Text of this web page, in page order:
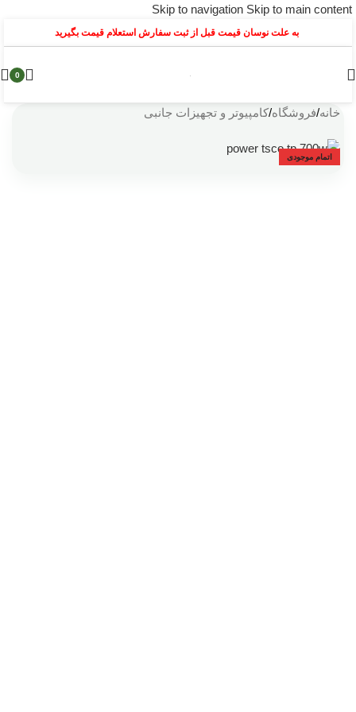
Skip to navigation Skip to main content
به علت نوسان قیمت قبل از ثبت سفارش استعلام قیمت بگیرید
0
خانه/فروشگاه/کامپیوتر و تجهیزات جانبی
اتمام موجودی